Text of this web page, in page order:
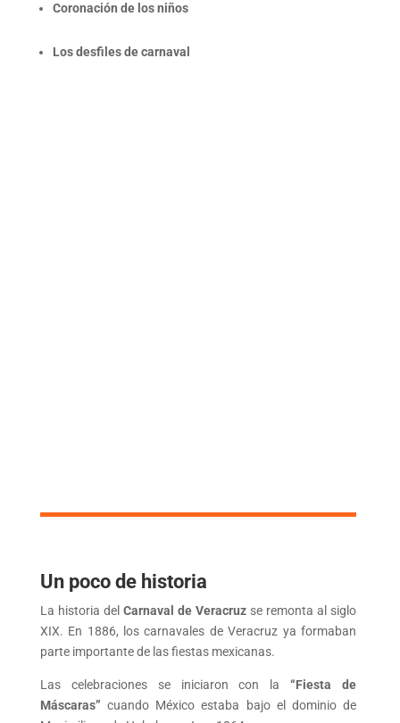
Coronación de los niños
Los desfiles de carnaval
Un poco de historia
La historia del Carnaval de Veracruz se remonta al siglo
XIX. En 1886, los carnavales de Veracruz ya formaban
parte importante de las fiestas mexicanas.
Las celebraciones se iniciaron con la“Fiesta de
Máscaras” cuando México estaba bajo el dominio de